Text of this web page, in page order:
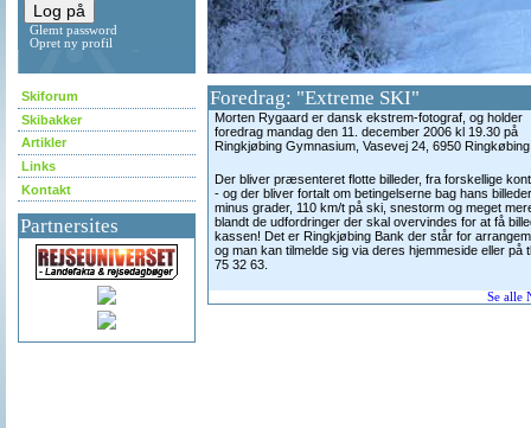
Glemt password
Opret ny profil
Skiforum
Skibakker
Artikler
Links
Kontakt
Partnersites
Foredrag: "Extreme SKI"
Morten Rygaard er dansk ekstrem-fotograf, og holder
foredrag mandag den 11. december 2006 kl 19.30 på
Ringkjøbing Gymnasium, Vasevej 24, 6950
Der bliver præsenteret flotte billeder, fra forskellige
- og der bliver fortalt om betingelserne bag hans
minus grader, 110 km/t på ski, snestorm og meget
blandt de udfordringer der skal overvindes for at få
kassen! Det er Ringkjøbing Bank der står for
og man kan tilmelde sig via deres hjemmeside eller på
75 32 63.
Se alle